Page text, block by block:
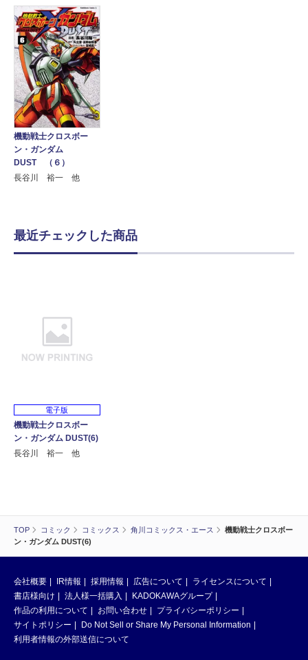
TOP コミック コミックス 角川コミックス・エース
機動戦士クロスボー
ン・ガンダム DUST(6)
機動戦士クロスボー
ン・ガンダム
DUST （６）
長谷川 裕一 他
最近チェックした商品
電子版
機動戦士クロスボー
ン・ガンダム DUST(6)
長谷川 裕一 他
会社概要 IR情報 採用情報 広告について
ライセンスについて
書店様向け
法人様一括購入
KADOKAWAグループ
作品の利用について
お問い合わせ
プライバシーポリシー
サイトポリシー
Do Not Sell or Share My Personal Information
利用者情報の外部送信について